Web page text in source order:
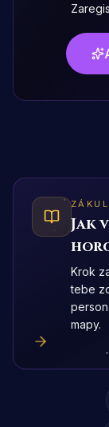
Jak
Krok
tebe
mapy.